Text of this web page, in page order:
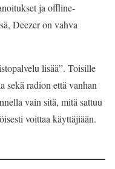
ja offline-
Deezer on vahva
lisää”. Toisille
sekä radion että vanhan
vain sitä, mitä sattuu
voittaa käyttäjiään.